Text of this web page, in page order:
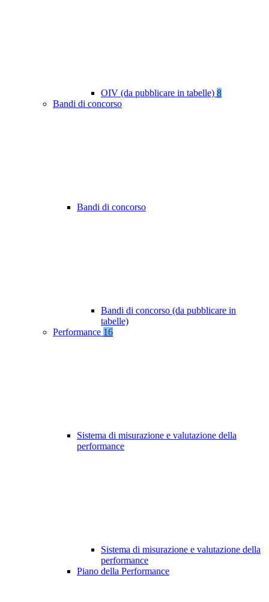
OIV (da pubblicare in tabelle) 8
Bandi di concorso
Bandi di concorso
Bandi di concorso (da pubblicare in
tabelle)
Performance 16
Sistema di misurazione e valutazione della
performance
Sistema di misurazione e valutazione della
performance
Piano della Performance